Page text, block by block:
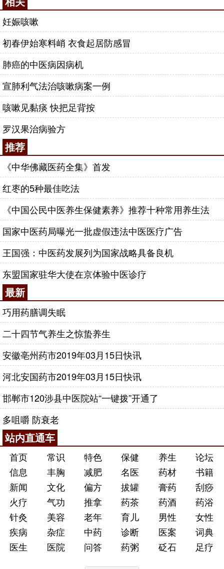
状；蜂蜜入锅炼熟；将胡桃肉、山药、杏仁泥，同捣
成膏，加入炼蜜与牛髓，和匀，入沙锅内，沸汤煮熬
成开即成，以瓶盛收贮。
【服法】每日2次，每次1匙，空腹，用白开水调
服之。
【功效】补精润肺、壮阳益肾。
【主治】患有慢性支气管炎、肺气肿、肺源性心
脏病、肺结核等肺部疾病而有上述证候者。
肺气不固：
白，喉中常有轻度哮鸣音，每因气候变化而诱发。面
色发白，平素自汗，怕风，常易感冒，发前喷嚏频
作，鼻塞流清涕。舌质淡，苔薄白，脉细弱或虚大。
十珍膏
【原料】党参 、黄芪、麦门冬（去心）、
子、当归身、天门冬各250g、白术500g、北五味子
200g、生地黄、熟地黄各300g、炼蜜250g。
【制作】将上药洗净，切片，放入沙锅内，加水
共煎3次，第一次4小时，第二、三次3小时，药汁分
别滤过；合并滤液，中火浓缩后加入炼蜜，再熬二三
沸收膏即可。
【服法】每日2次，每次2匙，白开水调服。
【功效】大补气血。
【主治】各种慢性咳嗽、如肺结核、慢性支气管
炎、肺源性心脏病等属于气血、气阴两虚而致肺气不
固者。
肺脾气血虚损：
少气懒言，食少便溏，倦怠无力，面色萎黄不华，头
晕目眩，失眠健忘，心悸，舌质淡，脉细软。
阿胶
补血膏
【原料】阿胶500g、黄芪、党参、枸杞子、熟地
黄、白术各250g。
【制作】①黄芪、党参、枸杞子、熟地黄、白术
放入水中浸泡5～7小时后放沙锅中小火煎煮，过滤取
汁，重复3次；将3次滤取的药液用小火煎煮浓缩至
妊娠咳嗽
初春伊始寒料峭 衣食起居防感冒
肺癌的中医病因病机
宣肺利气法治咳嗽病案一例
咳嗽见黏痰 快把足背按
罗汉果治病验方
推荐
《中华佛藏医药全集》首发
红枣的5种最佳吃法
《中国公民中医养生保健素养》推荐十种常用养生法
国家中医药局曝光一批虚假违法中医医疗广告
王国强：中医药发展列为国家战略具备良机
东盟国家驻华大使在京体验中医诊疗
最新
巧用药膳调失眠
二十四节气养生之惊蛰养生
安徽亳州药市2019年03月15日快讯
河北安国药市2019年03月15日快讯
邯郸市120涉县中医院站“一键拨”开通了
多咀嚼 防衰老
站内直通车
首页 常识 特色 保健 养生
论坛
信息
丰胸 减肥 名医 药材
书籍
新闻
文化 偏方 拔罐 膏药
刮痧
火疗
气功 推拿 药茶 药酒
药浴
针灸
美容 老年 育儿 男性
女性
疾病
杂症 中药 诊断 医案
词典
医生
医院 问答 药粥 砭石 足疗